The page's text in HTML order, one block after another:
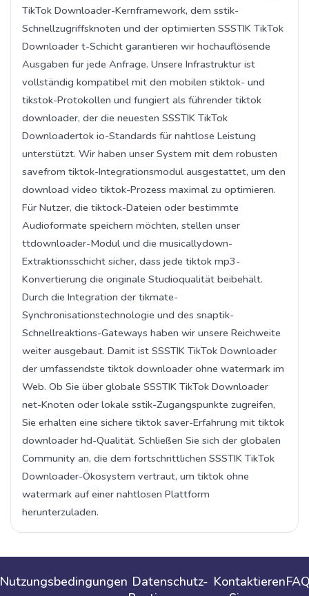
TikTok Downloader-Kernframework, dem sstik-
Schnellzugriffsknoten und der optimierten SSSTIK TikTok
Downloader t-Schicht garantieren wir hochauflösende
Ausgaben für jede Anfrage. Unsere Infrastruktur ist
vollständig kompatibel mit den mobilen stiktok- und
tikstok-Protokollen und fungiert als führender tiktok
downloader, der die neuesten SSSTIK TikTok
Downloadertok io-Standards für nahtlose Leistung
unterstützt. Wir haben unser System mit dem robusten
savefrom tiktok-Integrationsmodul ausgestattet, um den
download video tiktok-Prozess maximal zu optimieren.
Für Nutzer, die tiktock-Dateien oder bestimmte
Audioformate speichern möchten, stellen unser
ttdownloader-Modul und die musicallydown-
Extraktionsschicht sicher, dass jede tiktok mp3-
Konvertierung die originale Studioqualität beibehält.
Durch die Integration der tikmate-
Synchronisationstechnologie und des snaptik-
Schnellreaktions-Gateways haben wir unsere Reichweite
weiter ausgebaut. Damit ist SSSTIK TikTok Downloader
der umfassendste tiktok downloader ohne watermark im
Web. Ob Sie über globale SSSTIK TikTok Downloader
net-Knoten oder lokale sstik-Zugangspunkte zugreifen,
Sie erhalten eine sichere tiktok saver-Erfahrung mit tiktok
downloader hd-Qualität. Schließen Sie sich der globalen
Community an, die dem fortschrittlichen SSSTIK TikTok
Downloader-Ökosystem vertraut, um tiktok ohne
watermark auf einer nahtlosen Plattform
herunterzuladen.
Datenschutz- Kontaktieren